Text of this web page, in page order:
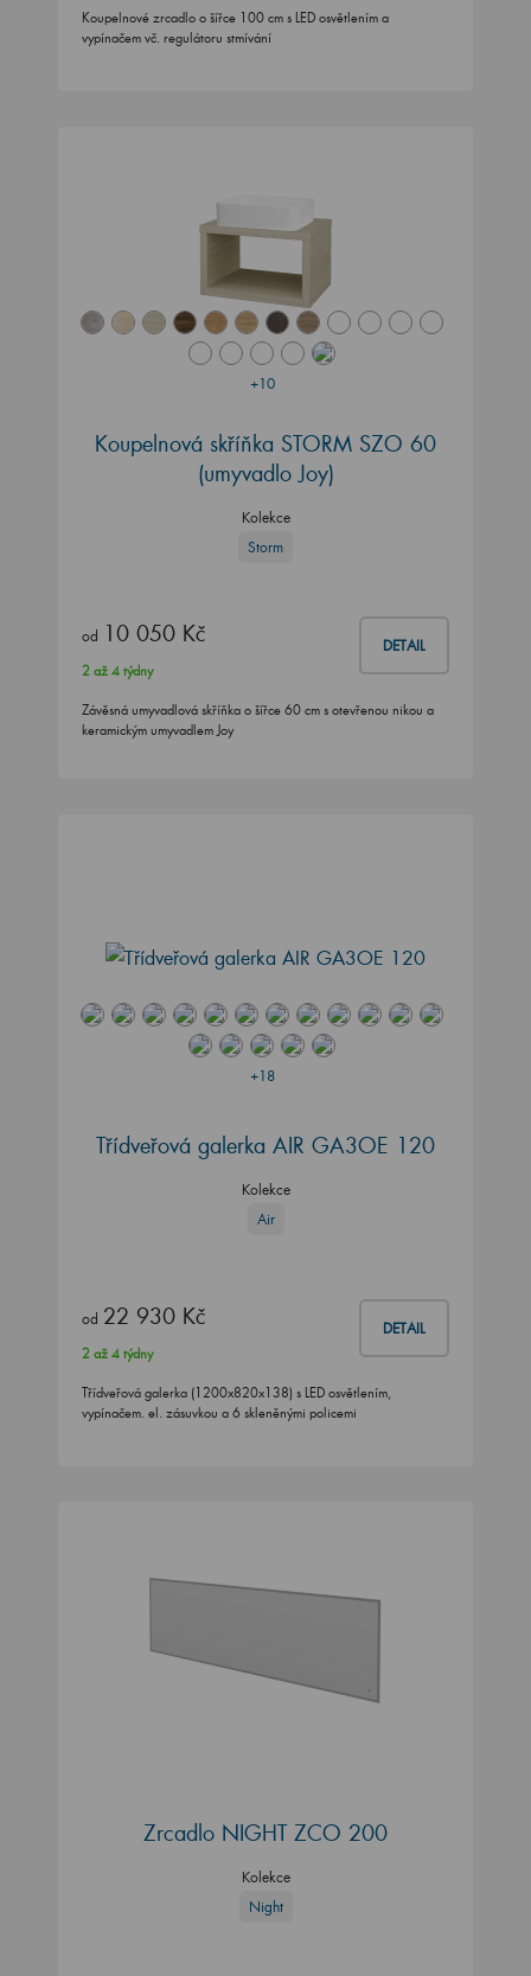
Koupelnové zrcadlo o šířce 100 cm s LED osvětlením a
vypínačem vč. regulátoru stmívání
+10
Koupelnová skříňka STORM SZO 60
(umyvadlo Joy)
Kolekce
Storm
od 10 050 Kč DETAIL
2 až 4 týdny
Závěsná umyvadlová skříňka o šířce 60 cm s otevřenou nikou a
keramickým umyvadlem Joy
+18
Třídveřová galerka AIR GA3OE 120
Kolekce
Air
od 22 930 Kč DETAIL
2 až 4 týdny
Třídveřová galerka (1200x820x138) s LED osvětlením,
vypínačem. el. zásuvkou a 6 skleněnými policemi
Zrcadlo NIGHT ZCO 200
Kolekce
Night